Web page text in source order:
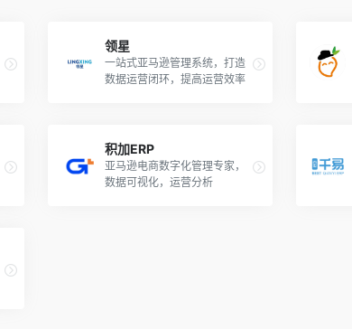
领星
一站式亚马逊管理系统，打造
数据运营闭环，提高运营效率
积加ERP
亚马逊电商数字化管理专家，
数据可视化，运营分析